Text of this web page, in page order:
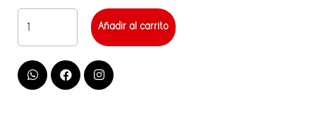
Añadir al carrito